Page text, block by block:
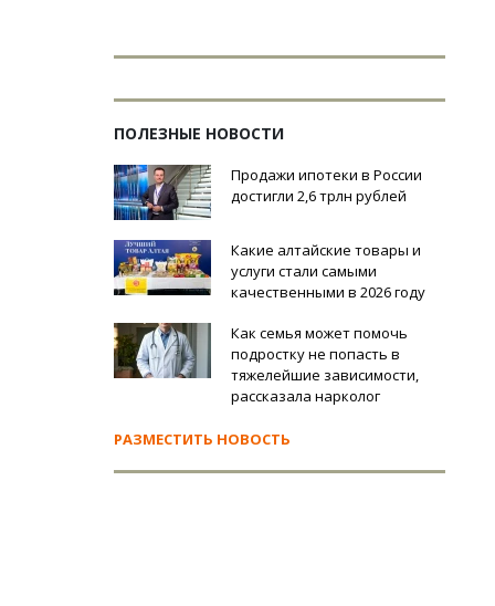
ПОЛЕЗНЫЕ НОВОСТИ
Продажи ипотеки в России
достигли 2,6 трлн рублей
Какие алтайские товары и
услуги стали самыми
качественными в 2026 году
Как семья может помочь
подростку не попасть в
тяжелейшие зависимости,
рассказала нарколог
РАЗМЕСТИТЬ НОВОСТЬ